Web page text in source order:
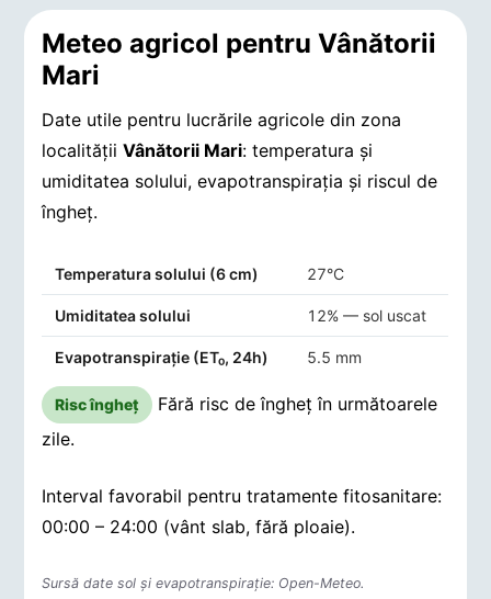
Meteo agricol pentru Vânătorii
Mari
Date utile pentru lucrările agricole din zona
localitățiiVânătorii Mari: temperatura și
umiditatea solului, evapotranspirația și riscul de
îngheț.
Temperatura solului (6 cm) 27°C
Umiditatea solului 12% — sol uscat
Evapotranspirație (ET₀, 24h) 5.5 mm
Risc îngheț
Fără risc de îngheț în următoarele
zile.
Interval favorabil pentru tratamente fitosanitare:
00:00 – 24:00 (vânt slab, fără ploaie).
Sursă date sol și evapotranspirație: Open-Meteo.